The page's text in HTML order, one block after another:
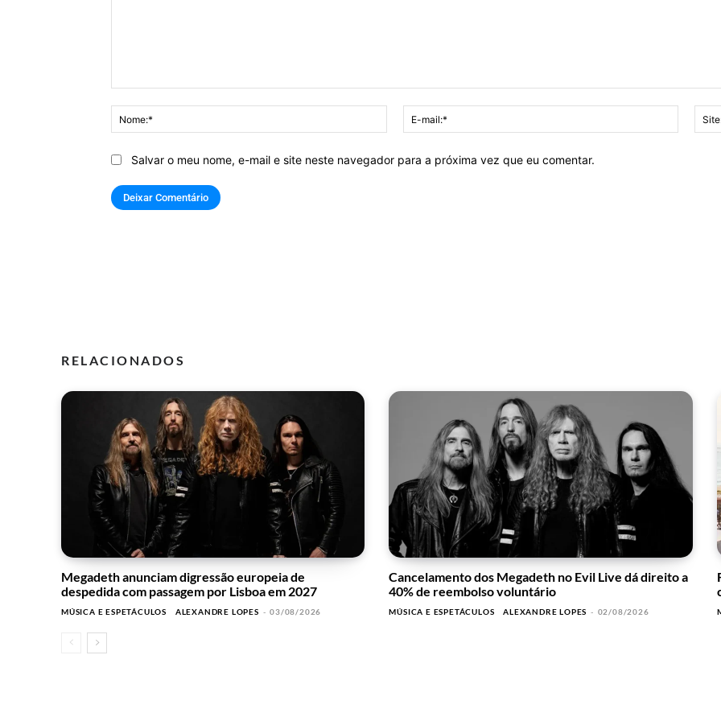
Nome:*
mail:*
Salvar o meu nome, e-mail e site neste navegador para a próxima vez que eu comentar.
RELACIONADOS
Megadeth anunciam digressão europeia de
despedida com passagem por Lisboa em 2027
MÚSICA E ESPETÁCULOS ALEXANDRE LOPES - 03/08/2026
Cancelamento dos Megadeth no Evil Live dá direito a
40% de reembolso voluntário
MÚSICA E ESPETÁCULOS ALEXANDRE LOPES - 02/08/2026